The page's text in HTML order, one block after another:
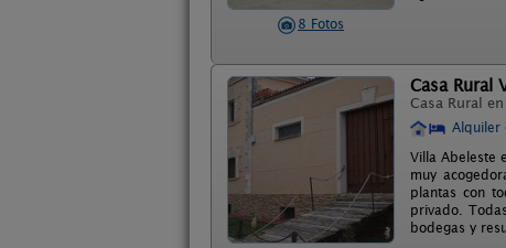
8 Fotos
Casa Rural
Casa Rural en
Alquiler
Villa Abeleste
muy
plantas con
privado.
bodegas y